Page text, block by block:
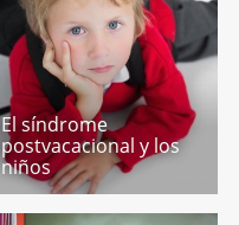
El síndrome
postvacacional y los
niños